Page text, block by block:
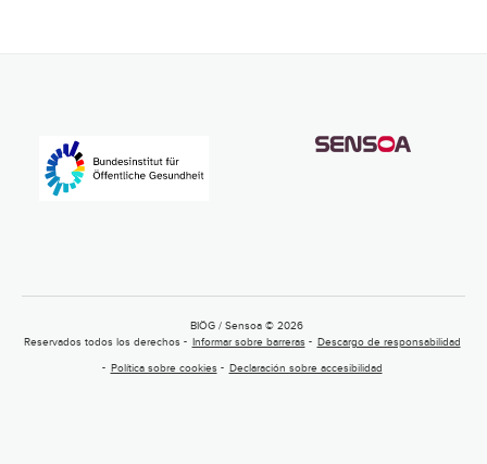
BIÖG / Sensoa © 2026
Reservados todos los derechos
Informar sobre barreras Descargo de responsabilidad
Política sobre cookies Declaración sobre accesibilidad